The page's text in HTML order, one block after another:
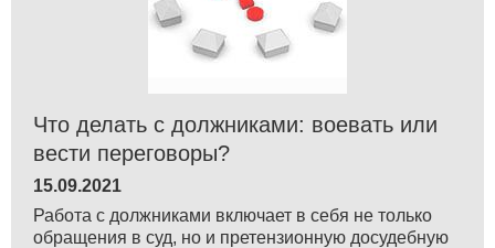
Что делать с должниками: воевать или
вести переговоры?
15.09.2021
Работа с должниками включает в себя не только
обращения в суд, но и претензионную досудебную